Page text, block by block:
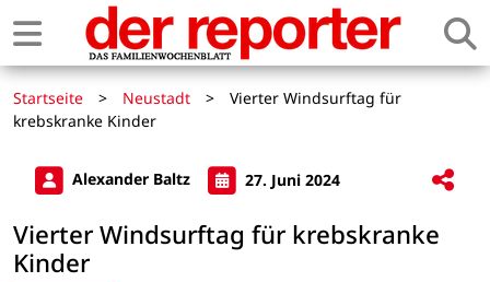
Startseite > Neustadt >
Vierter Windsurftag für
krebskranke Kinder
Alexander Baltz 27. Juni 2024
Vierter Windsurftag für krebskranke
Kinder